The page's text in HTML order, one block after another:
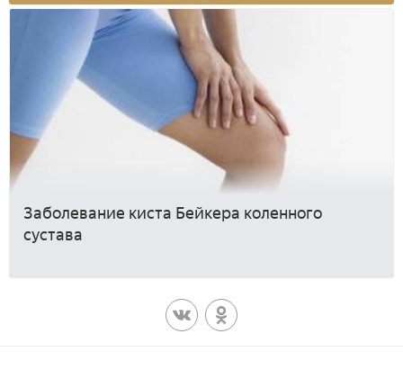
Заболевание киста Бейкера коленного
сустава